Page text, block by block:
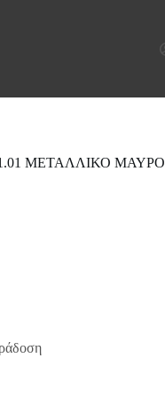
ΜΕΤΑΛΛΙΚΟ ΜΑΥΡΟ